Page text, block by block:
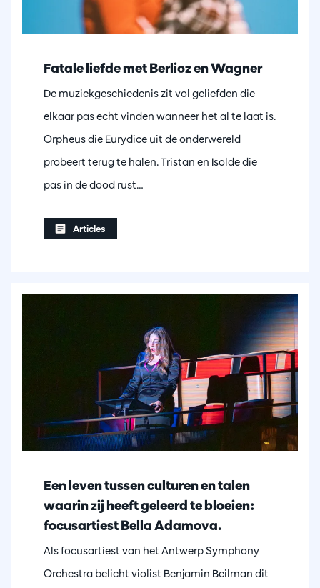
Fatale liefde met Berlioz en Wagner
De muziekgeschiedenis zit vol geliefden die
elkaar pas echt vinden wanneer het al te laat is.
Orpheus die Eurydice uit de onderwereld
probeert terug te halen. Tristan en Isolde die
pas in de dood rust…
Articles
Een leven tussen culturen en talen
waarin zij heeft geleerd te bloeien:
focusartiest Bella Adamova.
Als focusartiest van het Antwerp Symphony
Orchestra belicht violist Benjamin Beilman dit